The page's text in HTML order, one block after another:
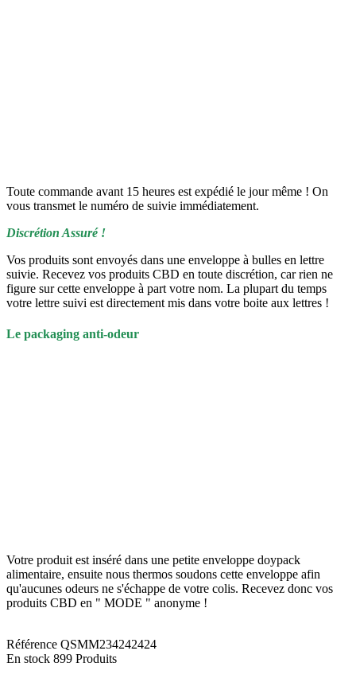
Toute commande avant 15 heures est expédié le jour même ! On
vous transmet le numéro de suivie immédiatement.
Discrétion Assuré !
Vos produits sont envoyés dans une enveloppe à bulles en lettre
suivie. Recevez vos produits CBD en toute discrétion, car rien ne
figure sur cette enveloppe à part votre nom. La plupart du temps
votre lettre suivi est directement mis dans votre boite aux lettres !
Le packaging anti-odeur
Votre produit est inséré dans une petite enveloppe doypack
alimentaire, ensuite nous thermos soudons cette enveloppe afin
qu'aucunes odeurs ne s'échappe de votre colis. Recevez donc vos
produits CBD en " MODE " anonyme !
Référence QSMM234242424
En stock 899 Produits